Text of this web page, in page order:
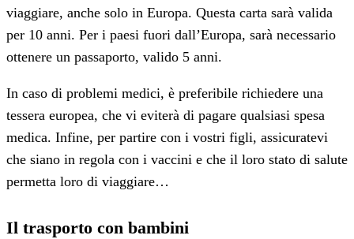
viaggiare, anche solo in Europa. Questa carta sarà valida
per 10 anni. Per i paesi fuori dall’Europa, sarà necessario
ottenere un passaporto, valido 5 anni.
In caso di problemi medici, è preferibile richiedere una
tessera europea, che vi eviterà di pagare qualsiasi spesa
medica. Infine, per partire con i vostri figli, assicuratevi
che siano in regola con i vaccini e che il loro stato di salute
permetta loro di viaggiare…
Il trasporto con bambini